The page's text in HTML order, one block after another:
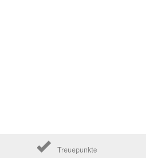
Treuepunkte